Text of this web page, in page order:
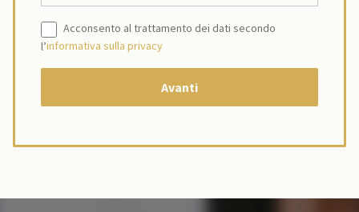
Acconsento al trattamento dei dati secondo
l’informativa sulla privacy